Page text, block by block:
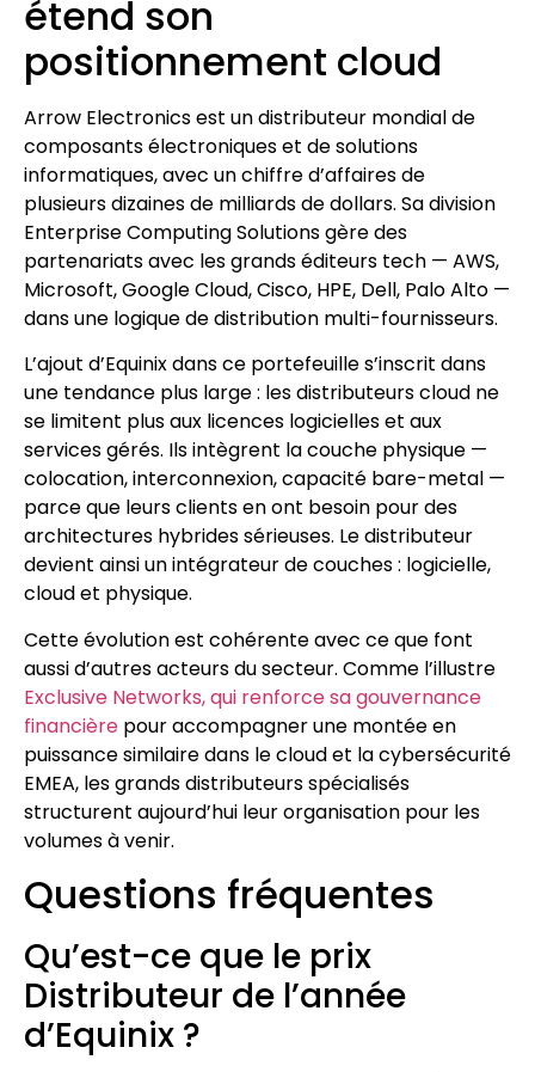
étend son
positionnement cloud
Arrow Electronics est un distributeur mondial de
composants électroniques et de solutions
informatiques, avec un chiffre d’affaires de
plusieurs dizaines de milliards de dollars. Sa division
Enterprise Computing Solutions gère des
partenariats avec les grands éditeurs tech — AWS,
Microsoft, Google Cloud, Cisco, HPE, Dell, Palo Alto —
dans une logique de distribution multi-fournisseurs.
L’ajout d’Equinix dans ce portefeuille s’inscrit dans
une tendance plus large : les distributeurs cloud ne
se limitent plus aux licences logicielles et aux
services gérés. Ils intègrent la couche physique —
colocation, interconnexion, capacité bare-metal —
parce que leurs clients en ont besoin pour des
architectures hybrides sérieuses. Le distributeur
devient ainsi un intégrateur de couches : logicielle,
cloud et physique.
Cette évolution est cohérente avec ce que font
aussi d’autres acteurs du secteur. Comme l’illustre
Exclusive Networks, qui renforce sa gouvernance
financière pour accompagner une montée en
puissance similaire dans le cloud et la cybersécurité
EMEA, les grands distributeurs spécialisés
structurent aujourd’hui leur organisation pour les
volumes à venir.
Questions fréquentes
Qu’est-ce que le prix
Distributeur de l’année
d’Equinix ?